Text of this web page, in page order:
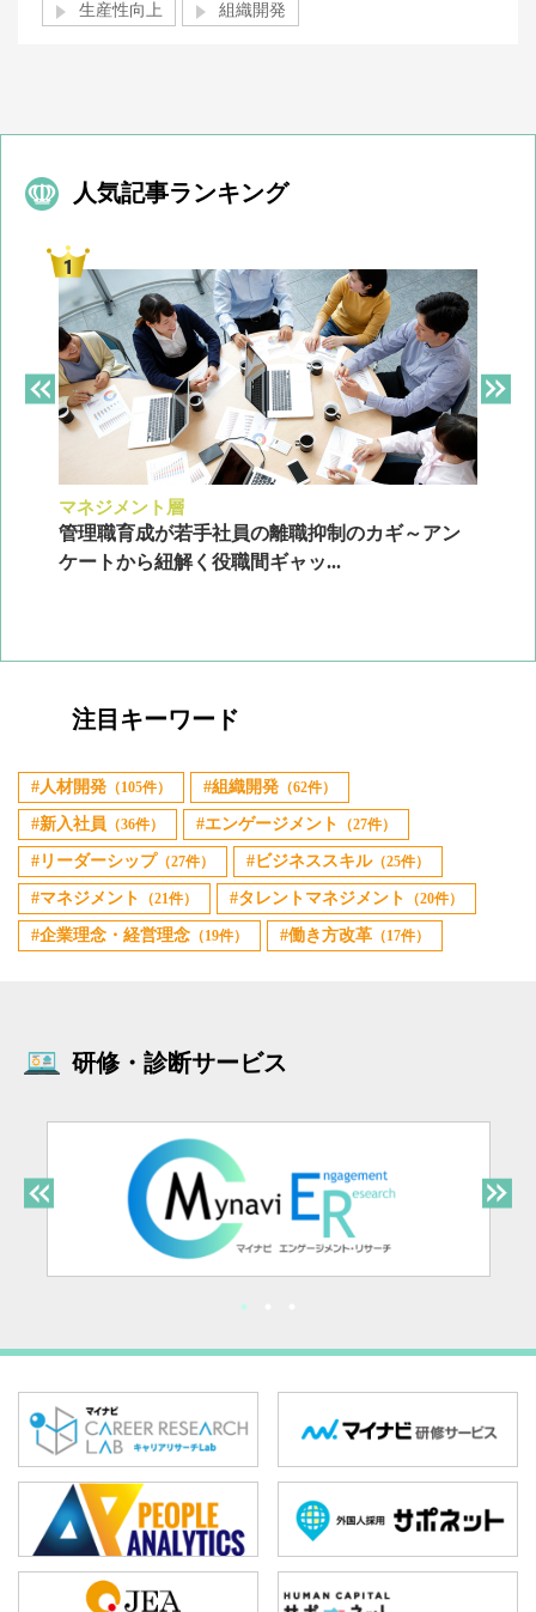
生産性向上 組織開発
人気記事ランキング
マネジメント層
管理職育成が若手社員の離職抑制のカギ～アン
ケートから紐解く役職間ギャッ...
注目キーワード
人材開発 （105件） 組織開発 （62件）
新入社員 （36件） エンゲージメント （27件）
リーダーシップ （27件） ビジネススキル（25件）
マネジメント （21件） タレントマネジメント （20件）
企業理念・経営理念 （19件） 働き方改革 （17件）
研修・診断サービス